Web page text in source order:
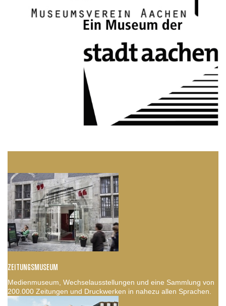
ZEITUNGSMUSEUM
Medienmuseum, Wechselausstellungen und eine Sammlung von
200.000 Zeitungen und Druckwerken in nahezu allen Sprachen.